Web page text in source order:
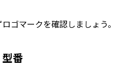
ゴマークを確認しましょう。
番